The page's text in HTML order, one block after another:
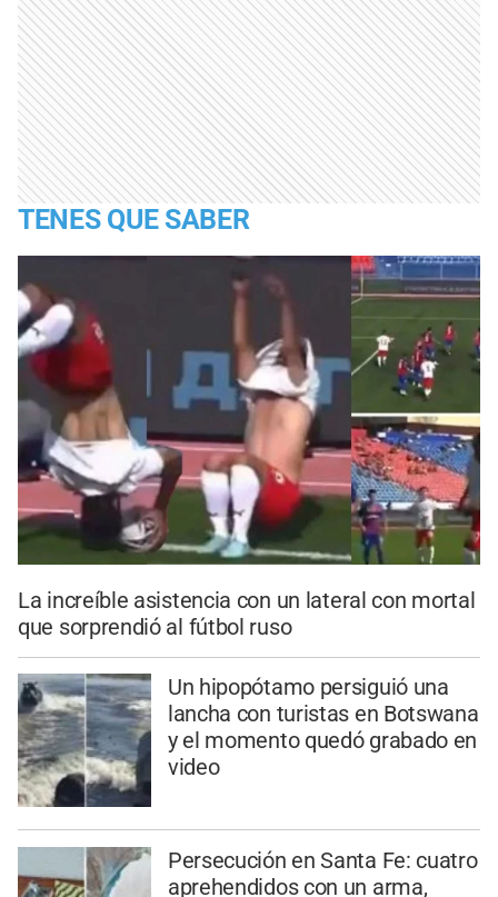
TENES QUE SABER
La increíble asistencia con un lateral con mortal
que sorprendió al fútbol ruso
Un hipopótamo persiguió una
lancha con turistas en Botswana
y el momento quedó grabado en
video
Persecución en Santa Fe: cuatro
aprehendidos con un arma,